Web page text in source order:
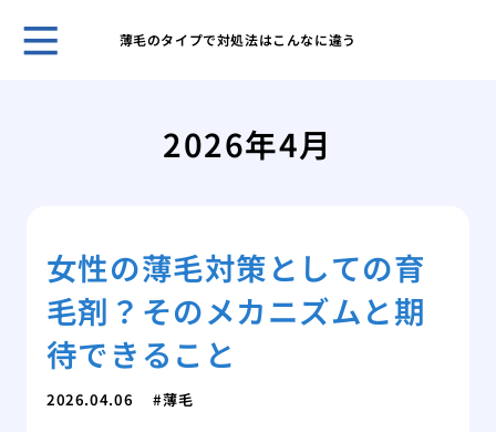
薄毛のタイプで対処法はこんなに違う
2026年4月
女性の薄毛対策としての育
毛剤？そのメカニズムと期
待できること
2026.04.06 薄毛